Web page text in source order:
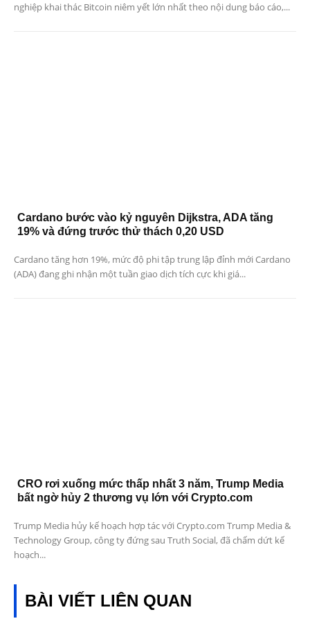
nghiệp khai thác Bitcoin niêm yết lớn nhất theo nội dung báo cáo,...
Cardano bước vào kỷ nguyên Dijkstra, ADA tăng
19% và đứng trước thử thách 0,20 USD
Cardano tăng hơn 19%, mức độ phi tập trung lập đỉnh mới Cardano
(ADA) đang ghi nhận một tuần giao dịch tích cực khi giá...
CRO rơi xuống mức thấp nhất 3 năm, Trump Media
bất ngờ hủy 2 thương vụ lớn với Crypto.com
Trump Media hủy kế hoạch hợp tác với Crypto.com Trump Media &
Technology Group, công ty đứng sau Truth Social, đã chấm dứt kế
hoạch...
BÀI VIẾT LIÊN QUAN